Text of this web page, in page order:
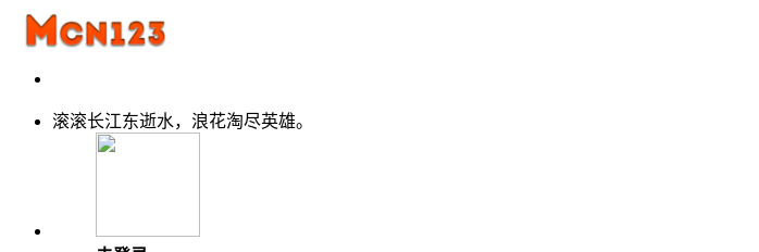
滚滚长江东逝水，浪花淘尽英雄。